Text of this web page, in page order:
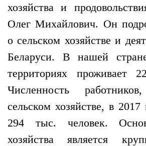
хозяйства и
Олег Михайлович. Он
о сельском хозяйстве и
Беларуси. В нашей
территориях проживает
Численность
сельском хозяйстве, в 2017
294 тыс. человек.
хозяйства является